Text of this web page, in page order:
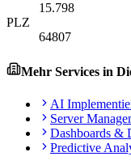
15.798
PLZ
64807
Mehr Services in
AI
Server
Dashboards &
Predictive